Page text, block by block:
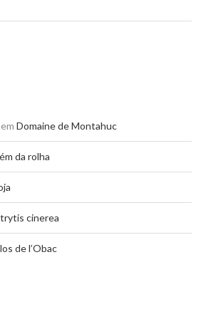
em Domaine de Montahuc
da rolha
cinerea
de l’Obac